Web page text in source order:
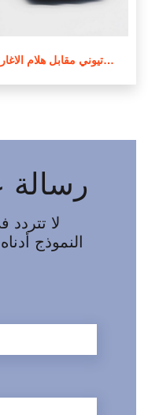
عملية صنع بولي أكريلاميد الكاتيوني مقابل هلام الاغاروز
رسالة
لا
النموذج